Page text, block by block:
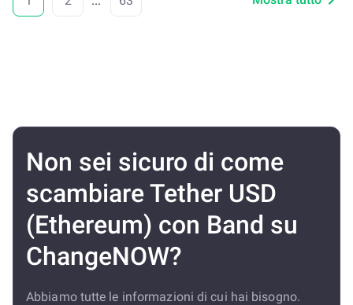
Non sei sicuro di come
scambiare Tether USD
(Ethereum) con Band su
ChangeNOW?
Abbiamo tutte le informazioni di cui hai bisogno.